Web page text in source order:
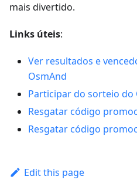
mais divertido.
Links úteis:
Ver resultados e
OsmAnd
Participar do sorteio do
Resgatar código
Resgatar código
Edit this page